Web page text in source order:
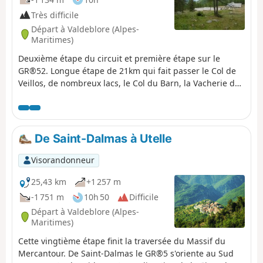
Très difficile
Départ à Valdeblore (Alpes-
Maritimes)
Deuxième étape du circuit et première étape sur le
GR®52. Longue étape de 21km qui fait passer le Col de
Veillos, de nombreux lacs, le Col du Barn, la Vacherie du
Boréon. Étape grandiose par ses paysages et ses points
de vue, mais très difficile.
De Saint-Dalmas à Utelle
Visorandonneur
25,43 km
+1 257 m
-1 751 m
10h 50
Difficile
Départ à Valdeblore (Alpes-
Maritimes)
Cette vingtième étape finit la traversée du Massif du
Mercantour. De Saint-Dalmas le GR®5 s'oriente au Sud